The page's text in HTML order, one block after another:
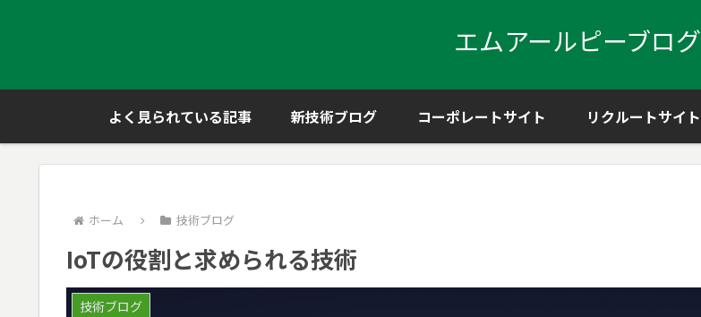
エムアールピーブログ
よく見られている記事 新技術ブログ コーポレートサイト リクルートサイト
ホーム 技術ブログ
IoTの役割と求められる技術
技術ブログ